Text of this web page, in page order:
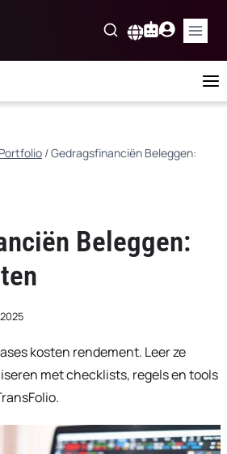
Portfolio /Gedragsfinanciën Beleggen:
Beleggen:
kosten rendement. Leer ze
met checklists, regels en tools